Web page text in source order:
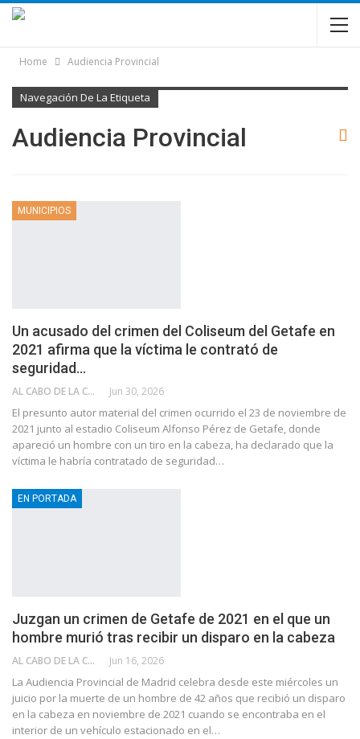
Home Audiencia Provincial
Navegación De La Etiqueta
Audiencia Provincial
MUNICIPIOS
Un acusado del crimen del Coliseum del Getafe en
2021 afirma que la víctima le contrató de
seguridad…
AL CABO DE LA CALLE Jun 30, 2026
El presunto autor material del crimen ocurrido el 23 de noviembre de
2021 junto al estadio Coliseum Alfonso Pérez de Getafe, donde
apareció un hombre con un tiro en la cabeza, ha declarado que la
víctima le habría contratado de seguridad…
EN PORTADA
Juzgan un crimen de Getafe de 2021 en el que un
hombre murió tras recibir un disparo en la cabeza
AL CABO DE LA CALLE Jun 16, 2026
La Audiencia Provincial de Madrid celebra desde este miércoles un
juicio por la muerte de un hombre de 42 años que recibió un disparo
en la cabeza en noviembre de 2021 cuando se encontraba en el
interior de un vehículo estacionado en el…